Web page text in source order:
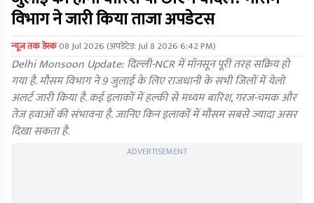
विभाग ने जारी किया ताजा अपडेटस
न्यूज तक डेस्क08 Jul 2026(अपडेटेड:Jul 8 2026 6:42 PM)
Delhi Monsoon Update: दिल्ली-NCR में मॉनसून पूरी तरह सक्रिय हो
गया है. मौसम विभाग ने 9 जुलाई के लिए राजधानी के सभी जिलों में येलो
अलर्ट जारी किया है. कई इलाकों में हल्की से मध्यम बारिश, गरज-चमक और
तेज हवाओं की संभावना है. जानिए किन इलाकों में मौसम सबसे ज्यादा असर
दिखा सकता है.
ADVERTISEMENT